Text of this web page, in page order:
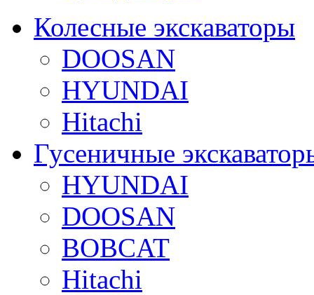
Колесные экскаваторы
DOOSAN
HYUNDAI
Hitachi
Гусеничные
HYUNDAI
DOOSAN
BOBCAT
Hitachi